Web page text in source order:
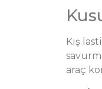
Kış
araç